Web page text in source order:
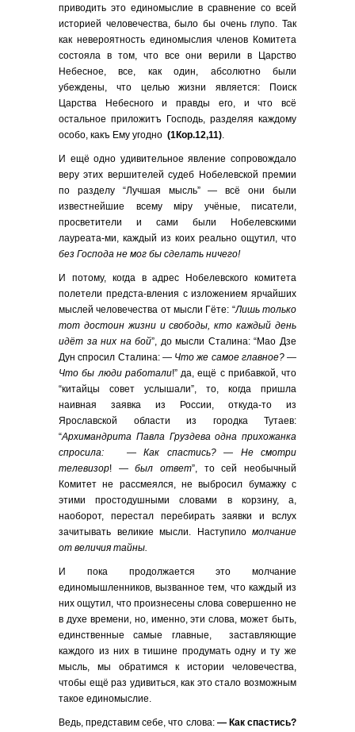
приводить это единомыслие в сравнение со всей
историей человечества, было бы очень глупо. Так
как невероятность единомыслия членов Комитета
состояла в том, что все они верили в Царство
Небесное, все, как один, абсолютно были
убеждены, что целью жизни является: Поиск
Царства Небесного и правды его, и что всё
остальное приложитъ Господь, разделяя каждому
особо, какъ Ему угодно (1Кор.12,11).
И ещё одно удивительное явление сопровождало
веру этих вершителей судеб Нобелевской премии
по разделу “Лучшая мысль” — всё они были
известнейшие всему мiру учёные, писатели,
просветители и сами были Нобелевскими
лауреата-ми, каждый из коих реально ощутил, что
без Господа не мог бы сделать ничего!
И потому, когда в адрес Нобелевского комитета
полетели предста-вления с изложением ярчайших
мыслей человечества от мысли Гёте: “Лишь только
тот достоин жизни и свободы, кто каждый день
идёт за них на бой”, до мысли Сталина: “Мао Дзе
Дун спросил Сталина: — Что же самое главное? —
Что бы люди работали!” да, ещё с прибавкой, что
“китайцы совет услышали”, то, когда пришла
наивная заявка из России, откуда-то из
Ярославской области из городка Тутаев:
“Архимандрита Павла Груздева одна прихожанка
спросила: — Как спастись? — Не смотри
телевизор! —был ответ”, то сей необычный
Комитет не рассмеялся, не выбросил бумажку с
этими простодушными словами в корзину, а,
наоборот, перестал перебирать заявки и вслух
зачитывать великие мысли. Наступило молчание
от величия тайны.
И пока продолжается это молчание
единомышленников, вызванное тем, что каждый из
них ощутил, что произнесены слова совершенно не
в духе времени, но, именно, эти слова, может быть,
единственные самые главные, заставляющие
каждого из них в тишине продумать одну и ту же
мысль, мы обратимся к истории человечества,
чтобы ещё раз удивиться, как это стало возможным
такое единомыслие.
Ведь, представим себе, что слова: — Как спастись?